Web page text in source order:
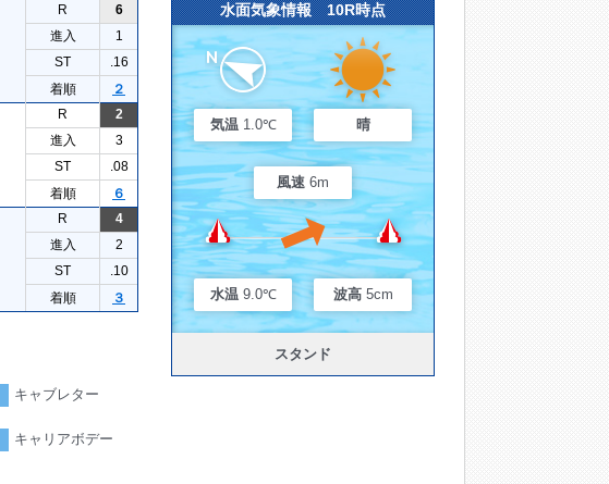
R
6
進入
1
ST
.16
着順
２
R
2
進入
3
ST
.08
着順
６
R
4
進入
2
ST
.10
着順
３
キャブレター
キャリアボデー
水面気象情報 10R時点
気温 1.0℃ 晴
風速 6m
水温 9.0℃ 波高 5cm
スタンド